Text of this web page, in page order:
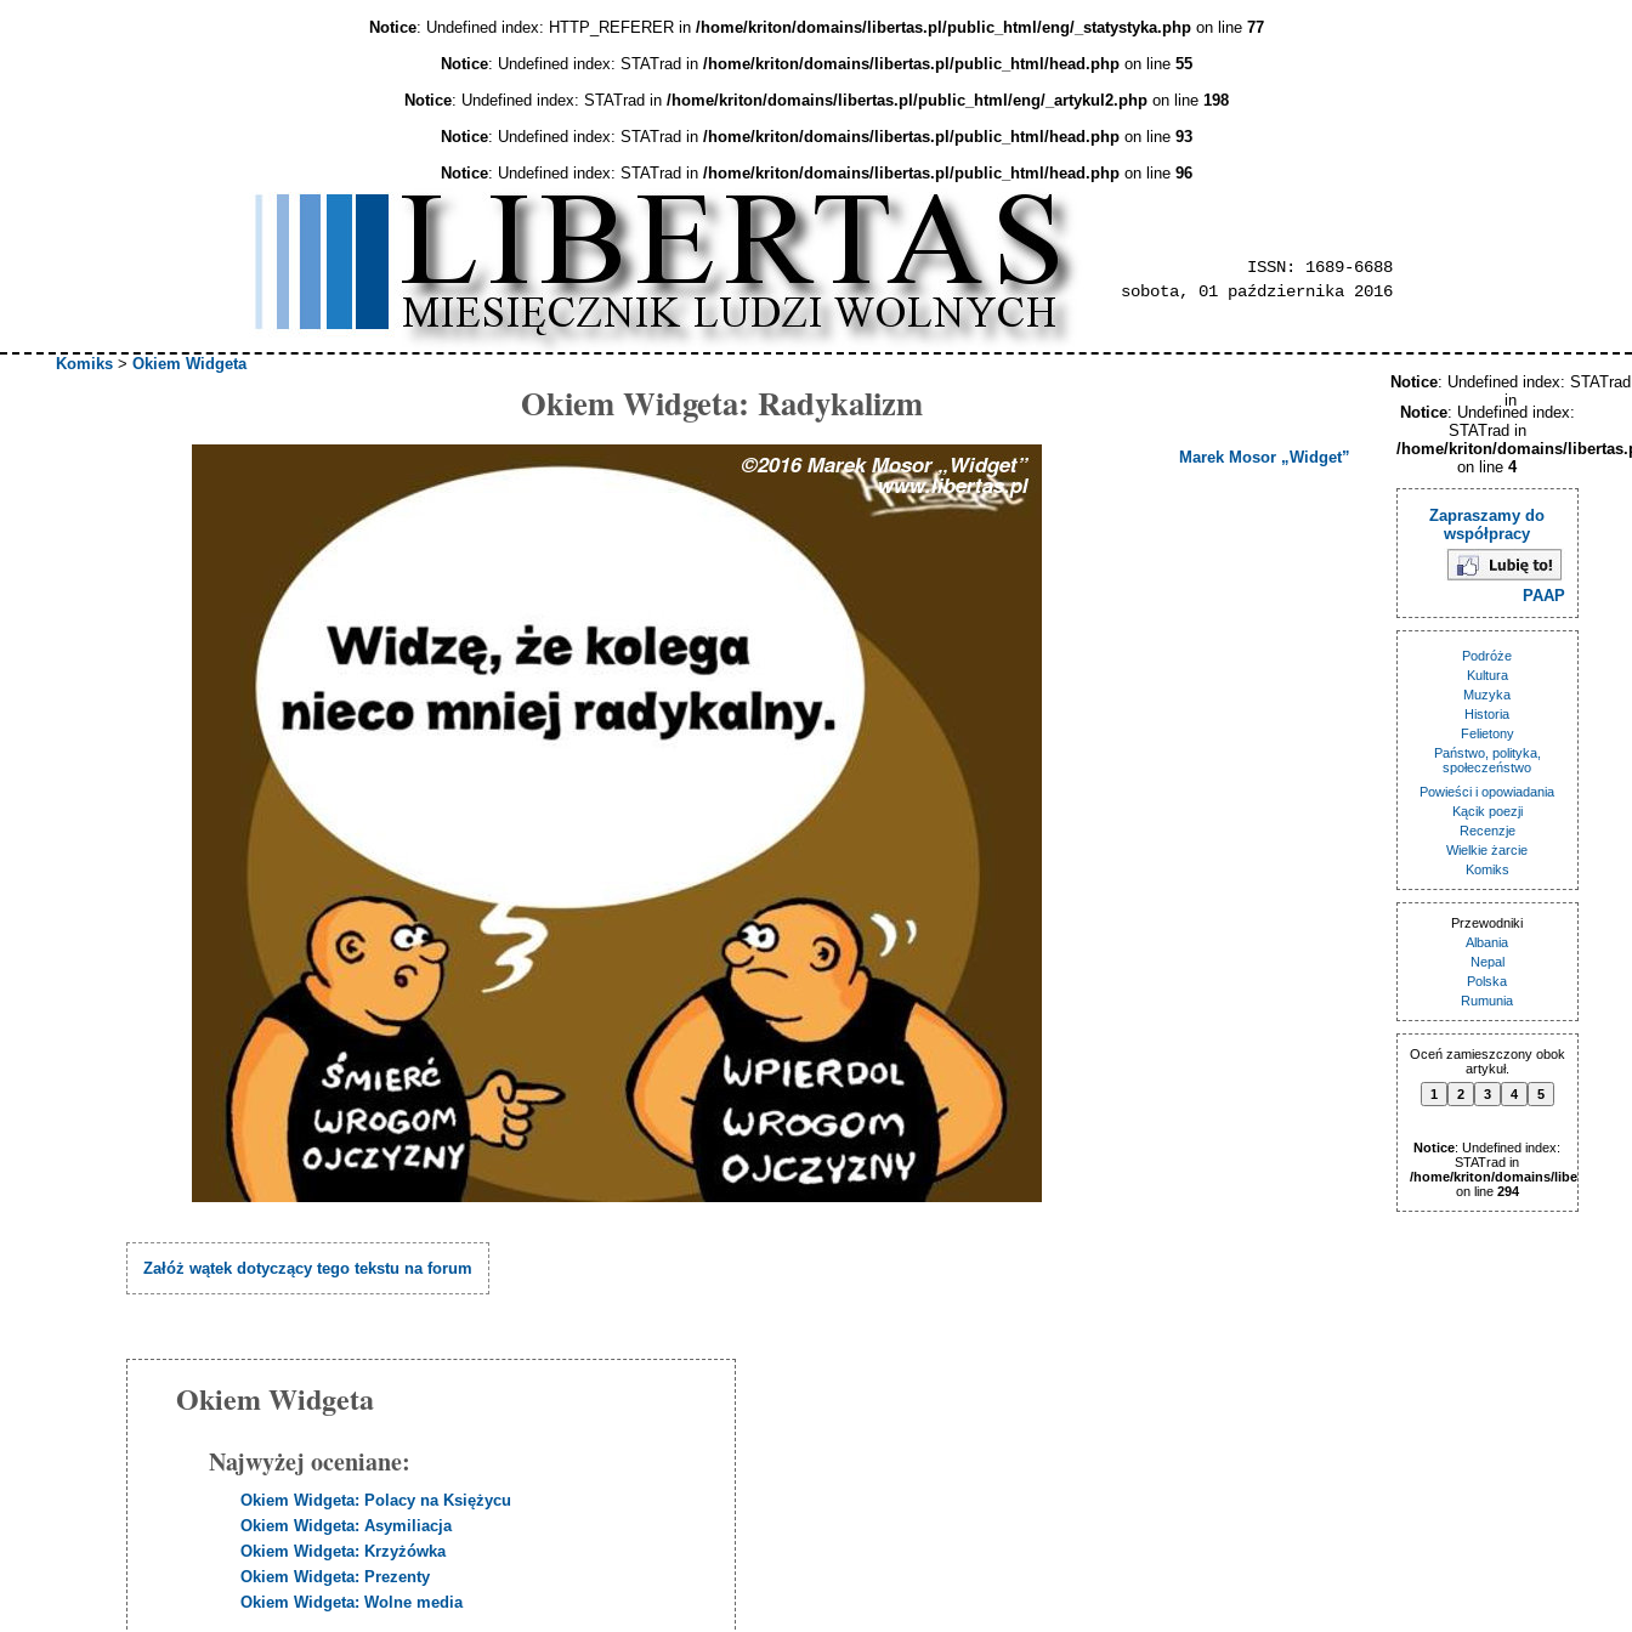
Notice: Undefined index: HTTP_REFERER in /home/kriton/domains/libertas.pl/public_html/eng/_statystyka.phpon line 77
Notice: Undefined index: STATrad in /home/kriton/domains/libertas.pl/public_html/head.phpon line 55
Notice: Undefined index: STATrad in /home/kriton/domains/libertas.pl/public_html/eng/_artykul2.phpon line 198
Notice: Undefined index: STATrad in /home/kriton/domains/libertas.pl/public_html/head.phpon line 93
Notice: Undefined index: STATrad in /home/kriton/domains/libertas.pl/public_html/head.phpon line 96
ISSN: 1689-6688
sobota, 01 października 2016
Komiks> Okiem Widgeta
Okiem Widgeta: Radykalizm
Marek Mosor „Widget”
Załóż wątek dotyczący tego tekstu na forum
Okiem Widgeta
Najwyżej oceniane:
Okiem Widgeta: Polacy na Księżycu
Okiem Widgeta: Asymiliacja
Okiem Widgeta: Krzyżówka
Okiem Widgeta: Prezenty
Okiem Widgeta: Wolne media
Notice: Undefined index:
STATrad in
/home/kriton/domains/
on line 4
Zapraszamy do
współpracy
PAAP
Podróże
Kultura
Muzyka
Historia
Felietony
Państwo, polityka,
społeczeństwo
Powieści i opowiadania
Kącik poezji
Recenzje
Wielkie żarcie
Komiks
Przewodniki
Albania
Nepal
Polska
Rumunia
Oceń zamieszczony obok
artykuł.
1
2 3 4 5
Notice: Undefined index:
STATrad in
/home/kriton/domains/libertas.pl/
on line 294
Notice: Undefined index: STATrad
in